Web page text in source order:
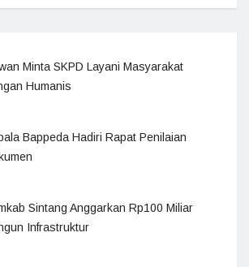
Minta SKPD Layani Masyarakat
Humanis
Bappeda Hadiri Rapat Penilaian
Sintang Anggarkan Rp100 Miliar
Infrastruktur